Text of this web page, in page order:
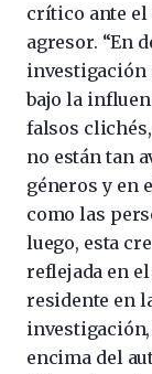
crítico ante
agresor. “En
investigación
bajo la
falsos
no están tan
géneros y en
como las
luego, esta
reflejada en
residente en
encima del